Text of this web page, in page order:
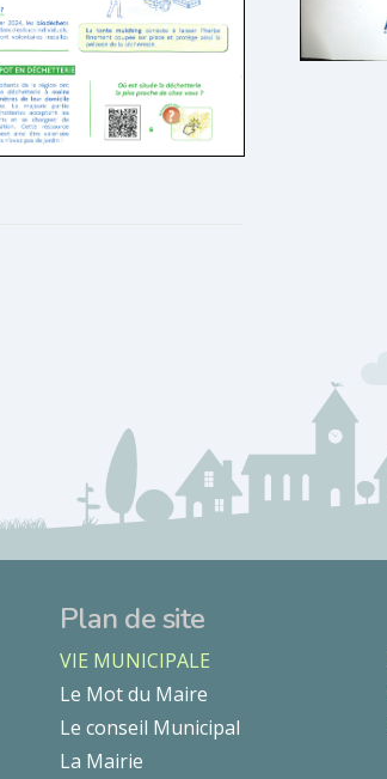
Plan de site
VIE MUNICIPALE
Le Mot du Maire
Le conseil Municipal
La Mairie